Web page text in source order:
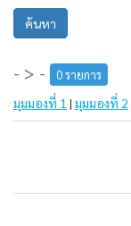
ค้นหา
- > - 0 รายการ
มุมมองที่ 1 | มุมมองที่ 2